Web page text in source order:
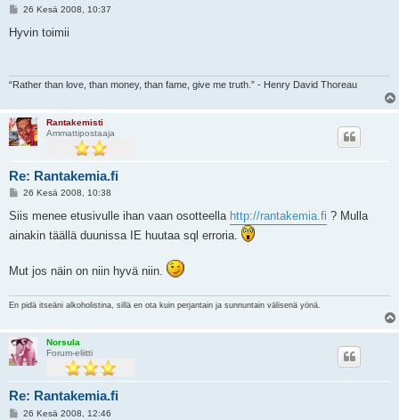
V
e
s
26 Kesä 2008, 10:37
Hyvin toimii
“Rather than love, than money, than fame, give me truth.” - Henry David Thoreau
Rantakemisti
Ammattipostaaja
Re: Rantakemia.fi
V
e
t
26 Kesä 2008, 10:38
Siis menee etusivulle ihan vaan osotteella http://rantakemia.fi ? Mulla
ainakin täällä duunissa IE huutaa sql erroria.
Mut jos näin on niin hyvä niin.
En pidä itseäni alkoholistina, sillä en ota kuin perjantain ja sunnuntain välisenä yönä.
Norsula
Forum-eliitti
Re: Rantakemia.fi
V26 Kesä 2008, 12:46